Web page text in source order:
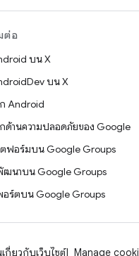
ต่อ
บน X
บน X
Android
ด้านความปลอดภัยของ Google
ฟอร์มบน Google Groups
ฒนาบน Google Groups
อร์ตบน Google Groups
กี่ยวกับเว็บไซต์ Manage